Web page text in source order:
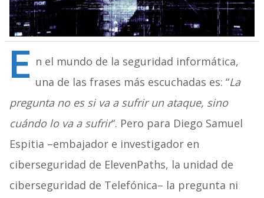
E n el mundo de la seguridad informática,
una de las frases más escuchadas es: “La
pregunta no es si va a sufrir un ataque, sino
cuándo lo va a sufrir“. Pero para Diego Samuel
Espitia –embajador e investigador en
ciberseguridad de ElevenPaths, la unidad de
ciberseguridad de Telefónica– la pregunta ni